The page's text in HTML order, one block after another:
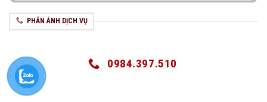
PHẢN ÁNH DỊCH VỤ
0984.397.510